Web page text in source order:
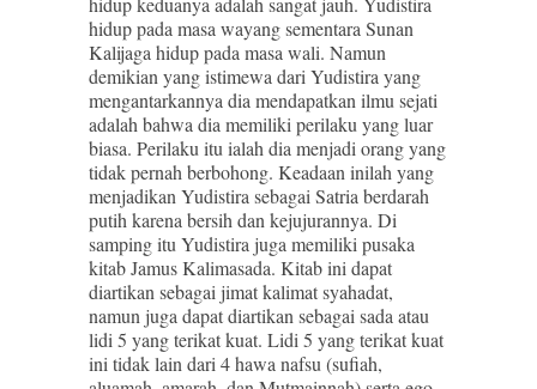
hidup pada masa wayang sementara Sunan
Kalijaga hidup pada masa wali. Namun
demikian yang istimewa dari Yudistira yang
mengantarkannya dia mendapatkan ilmu sejati
adalah bahwa dia memiliki perilaku yang luar
biasa. Perilaku itu ialah dia menjadi orang yang
tidak pernah berbohong. Keadaan inilah yang
menjadikan Yudistira sebagai Satria berdarah
putih karena bersih dan kejujurannya. Di
samping itu Yudistira juga memiliki pusaka
kitab Jamus Kalimasada. Kitab ini dapat
diartikan sebagai jimat kalimat syahadat,
namun juga dapat diartikan sebagai sada atau
lidi 5 yang terikat kuat. Lidi 5 yang terikat kuat
ini tidak lain dari 4 hawa nafsu (sufiah,